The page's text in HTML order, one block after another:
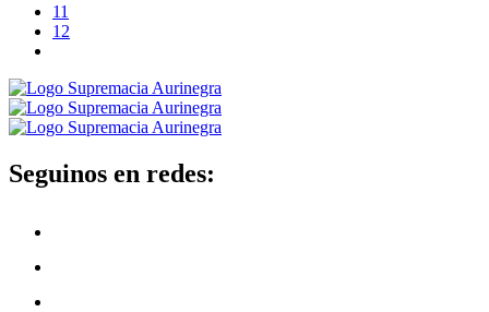
11
12
Seguinos en redes: